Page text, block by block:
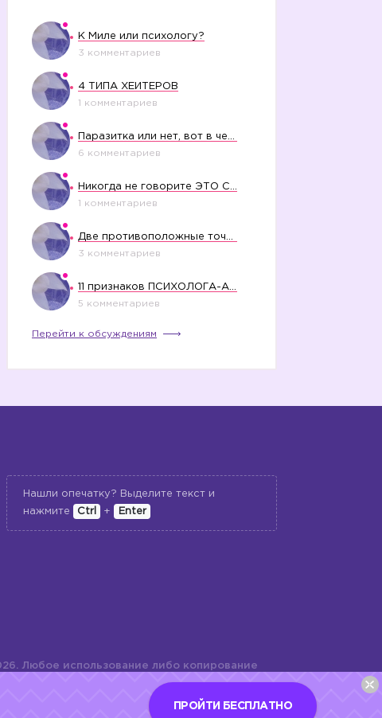
К Миле или психологу?
3 комментариев
4 ТИПА ХЕЙТЕРОВ
1 комментариев
6 комментариев
1 комментариев
3 комментариев
5 комментариев
Перейти к обсуждениям
Нашли опечатку? Выделите текст и
нажмите
Ctrl + Enter
Любое использование либо копирование
материалов сайта, элементов дизайна и
лишь с разрешения правообладателя и
ПРОЙТИ БЕСПЛАТНО